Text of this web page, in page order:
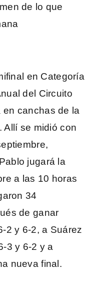
en Categoría
del Circuito
canchas de la
Allí se midió con
jugará la
a las 10 horas
34
de ganar
2 y 6-2, a Suárez
3 y 6-2 y a
nueva final.